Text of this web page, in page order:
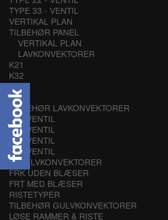
TYPE 33 - VENTIL
VERTIKAL PLAN
TILBEHØR PANEL
VERTIKAL PLAN
LAVKONVEKTORER
K21
K32
K43
K54
TILBEHØR LAVKONVEKTORER
K21 VENTIL
K32 VENTIL
K43 VENTIL
K54 VENTIL
GULVKONVEKTORER
FRK UDEN BLÆSER
FRT MED BLÆSER
RISTETYPER
TILBEHØR GULVKONVEKTORER
LØSE RAMMER & RISTE